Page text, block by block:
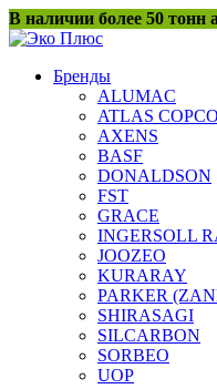
Перейти
к
В наличии более 50 тонн
Бренды
ALUMAC
ATLAS COPCO
AXENS
BASF
DONALDSON
FST
GRACE
INGERSOLL
JOOZEO
KURARAY
PARKER
SHIRASAGI
SILCARBON
SORBEO
UOP